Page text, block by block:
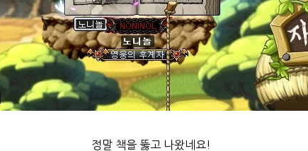
정말 책을 뚫고 나왔네요!